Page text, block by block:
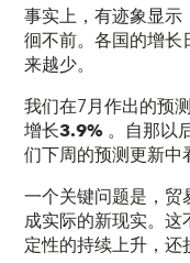
事实上，有迹象显
徊不前。各国的增
来越少。
我们在7月作出的预
增长3.9%。自那以
们下周的预测更新中
一个关键问题是， 贸
成实际的新现实。
定性的持续上升，还